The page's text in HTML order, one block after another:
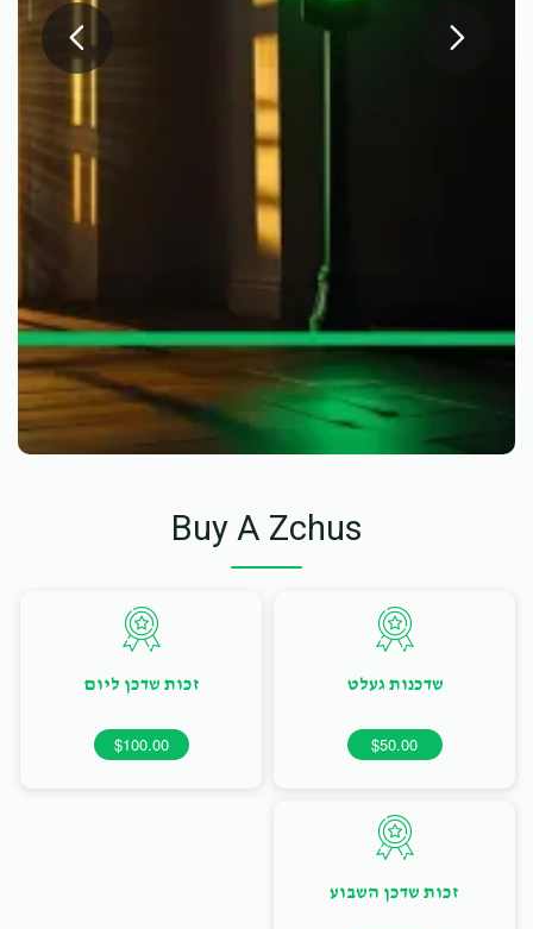
Buy A Zchus
שדכנות געלט
$50.00
זכות שדכן ליום
$100.00
זכות שדכן השבוע